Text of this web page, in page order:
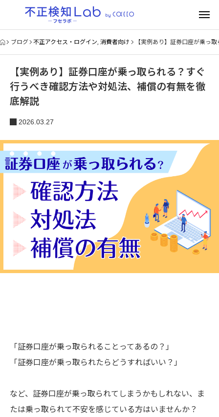
ブログ 不正アクセス・ログイン,消費者向け 【実例あり】証券口座が乗っ
【実例あり】証券口座が乗っ取られる？すぐ
行うべき確認方法や対処法、補償の有無を徹
底解説
2026.03.27
「証券口座が乗っ取られることってあるの？」
「証券口座が乗っ取られたらどうすればいい？」
など、証券口座が乗っ取られてしまうかもしれない、ま
たは乗っ取られて不安を感じている方はいませんか？